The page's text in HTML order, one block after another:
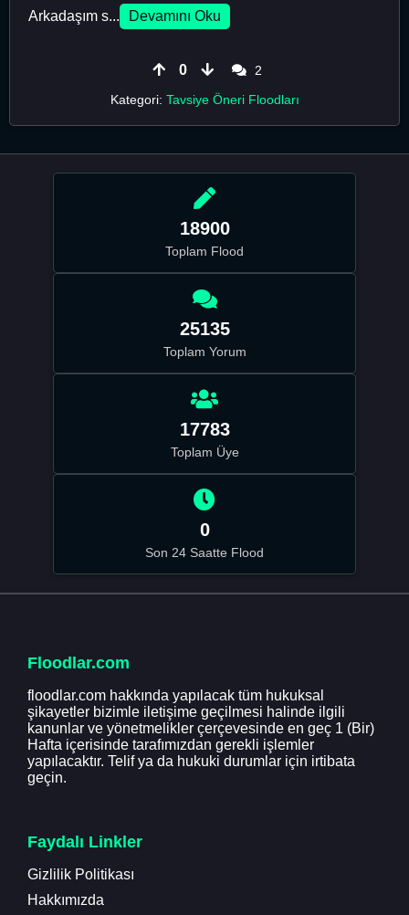
Arkadaşım s... Devamını Oku
0
2
Kategori: Tavsiye Öneri Floodları
18900
Toplam Flood
25135
Toplam Yorum
17783
Toplam Üye
0
Son 24 Saatte Flood
Floodlar.com
floodlar.com hakkında yapılacak tüm hukuksal
şikayetler bizimle iletişime geçilmesi halinde ilgili
kanunlar ve yönetmelikler çerçevesinde en geç 1 (Bir)
Hafta içerisinde tarafımızdan gerekli işlemler
yapılacaktır. Telif ya da hukuki durumlar için irtibata
geçin.
Faydalı Linkler
Gizlilik Politikası
Hakkımızda